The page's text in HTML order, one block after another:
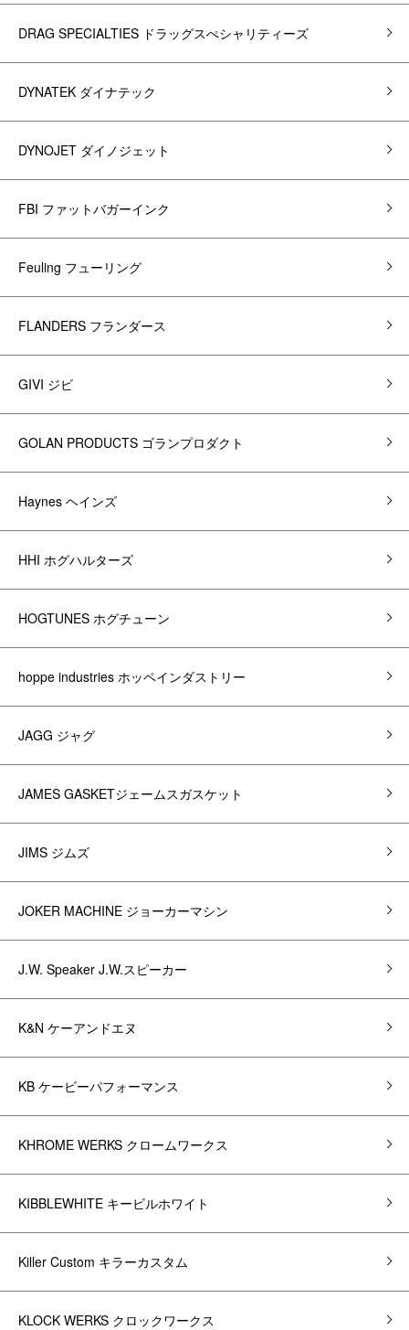
DRAG SPECIALTIES ドラッグスぺシャリティーズ
DYNATEK ダイナテック
DYNOJET ダイノジェット
FBI ファットバガーインク
Feuling フューリング
FLANDERS フランダース
GIVI ジビ
GOLAN PRODUCTS ゴランプロダクト
Haynes ヘインズ
HHI ホグハルターズ
HOGTUNES ホグチューン
hoppe industries ホッペインダストリー
JAGG ジャグ
JAMES GASKETジェームスガスケット
JIMS ジムズ
JOKER MACHINE ジョーカーマシン
J.W. Speaker J.W.スピーカー
K&N ケーアンドエヌ
KB ケービーパフォーマンス
KHROME WERKS クロームワークス
KIBBLEWHITE キービルホワイト
Killer Custom キラーカスタム
KLOCK WERKS クロックワークス